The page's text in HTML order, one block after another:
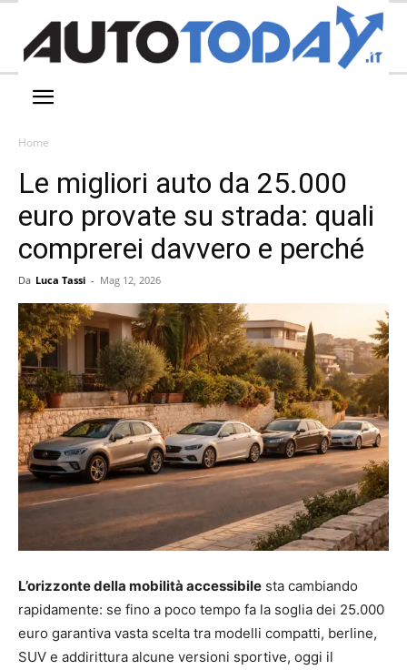
Home
Le migliori auto da 25.000
euro provate su strada: quali
comprerei davvero e perché
Da Luca Tassi - Mag 12, 2026
L’orizzonte della mobilità accessibile sta cambiando
rapidamente: se fino a poco tempo fa la soglia dei 25.000
euro garantiva vasta scelta tra modelli compatti, berline,
SUV e addirittura alcune versioni sportive, oggi il